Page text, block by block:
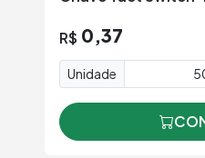
R$ 0,37
Unidade